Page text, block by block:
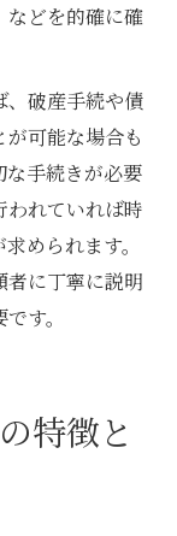
などを的確に確
、破産手続や債
可能な場合も
な手続きが必要
れていれば時
められます。
に丁寧に説明
す。
特徴と